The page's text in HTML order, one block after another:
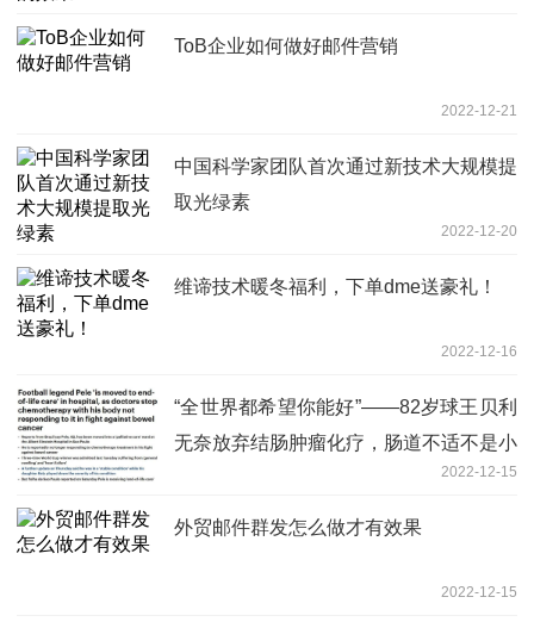
ToB企业如何做好邮件营销
2022-12-21
中国科学家团队首次通过新技术大规模提
取光绿素
2022-12-20
维谛技术暖冬福利，下单dme送豪礼！
2022-12-16
“全世界都希望你能好”——82岁球王贝利
无奈放弃结肠肿瘤化疗，肠道不适不是小
2022-12-15
外贸邮件群发怎么做才有效果
2022-12-15